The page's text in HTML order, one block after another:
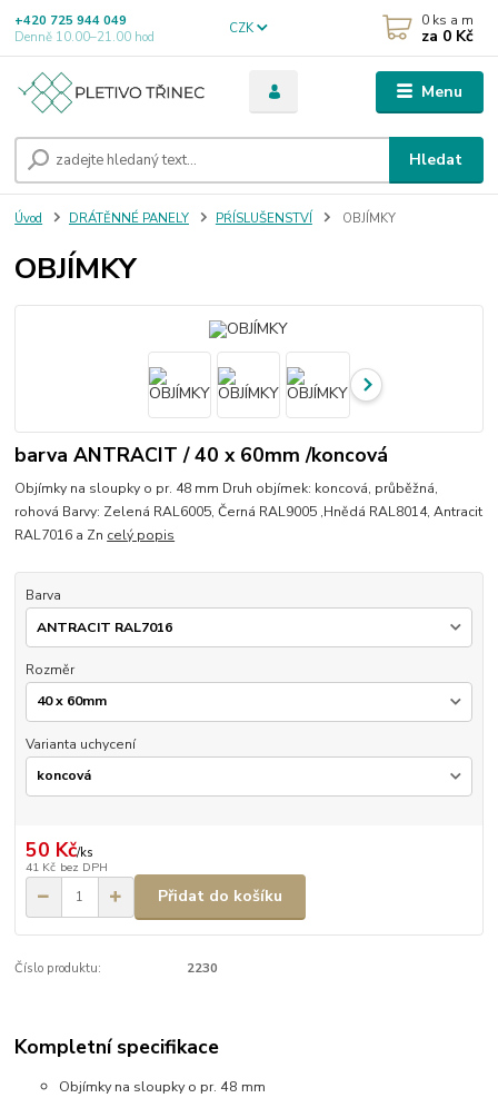
Menu
CZK
Hledat
+420 725 944 049
Denně 10.00–21.00 hod
0 ks a m
za 0 Kč
Úvod DRÁTĚNNÉ PANELY PŔÍSLUŠENSTVÍ OBJÍMKY
OBJÍMKY
barva ANTRACIT / 40 x 60mm /koncová
Objímky na sloupky o pr. 48 mm Druh objímek: koncová, průběžná,
rohová Barvy: Zelená RAL6005, Černá RAL9005 ,Hnědá RAL8014, Antracit
RAL7016 a Zn celý popis
Barva
Rozměr
Varianta uchycení
50 Kč/ks
41 Kč bez DPH
Přidat do košíku
Číslo produktu: 2230
Kompletní specifikace
Objímky na sloupky o pr. 48 mm